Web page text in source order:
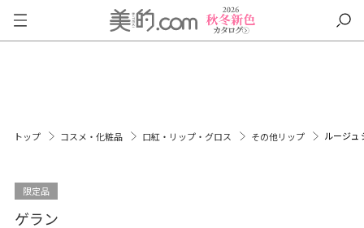
トップ コスメ・化粧品 口紅・リップ・グロス その他リップ ルージュ
限定品
ゲラン